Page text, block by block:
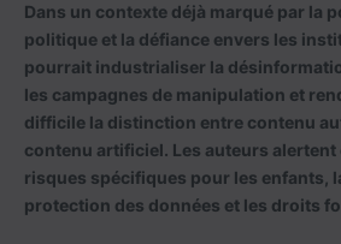
Dans un contexte déjà marqué par la
politique et la défiance envers les
pourrait industrialiser la
les campagnes de manipulation et
difficile la distinction entre contenu
contenu artificiel. Les auteurs alertent
risques spécifiques pour les enfants,
protection des données et les droits